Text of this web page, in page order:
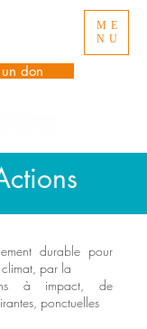
ME
NU
don
durable pour
climat, par la
à impact, de
ponctuelles